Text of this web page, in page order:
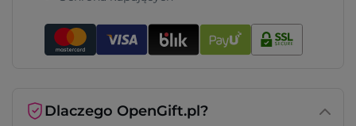
Dlaczego OpenGift.pl?